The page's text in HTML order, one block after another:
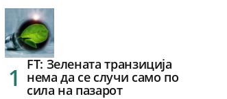
FT: Зелената транзиција
нема да се случи само по
сила на пазарот